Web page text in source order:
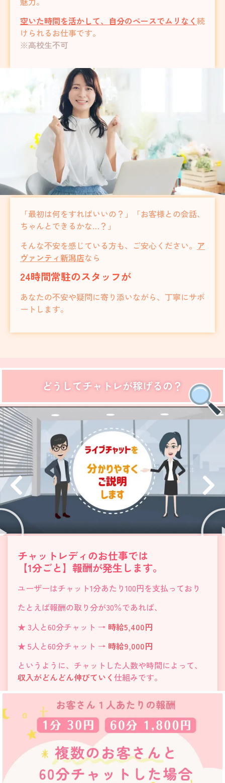
空いた時間を活かして、自分のペースでムリなく続
けられるお仕事です。
※高校生不可
「最初は何をすればいいの？」
「お客様との会話、
ちゃんとできるかな…？」
そんな不安を感じている方も、ご安心ください。 ア
ヴァンティ新潟店なら
24時間常駐のスタッフが
あなたの不安や疑問に寄り添いながら、丁寧にサポ
ートします。
どうしてチャトレが稼げるの？
チャットレディのお仕事では
【1分ごと】報酬が発生します。
ユーザーはチャット1分あたり100円を支払っており
たとえば報酬の取り分が30％であれば、
★ 3人と60分チャット → 時給5,400円
★ 5人と60分チャット → 時給9,000円
というように、チャットした人数や時間によって、
収入がどんどん伸びていく仕組みです。